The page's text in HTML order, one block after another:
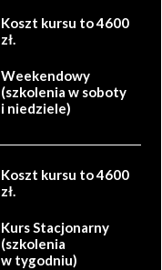
Koszt kursu to 4600
zł.
Weekendowy
(szkolenia w soboty
i niedziele)
Koszt kursu to 4600
zł.
Kurs Stacjonarny
(szkolenia
w tygodniu)